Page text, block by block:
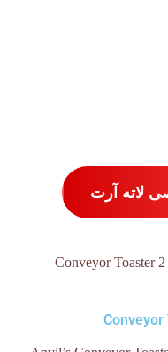
لاته آرت
/ Conveyor Toaster
Conveyor